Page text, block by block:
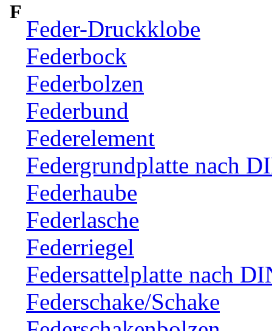
F
Feder-Druckklobe
Federbock
Federbolzen
Federbund
Federelement
Federgrundplatte nach
Federhaube
Federlasche
Federriegel
Federsattelplatte nach
Federschake/Schake